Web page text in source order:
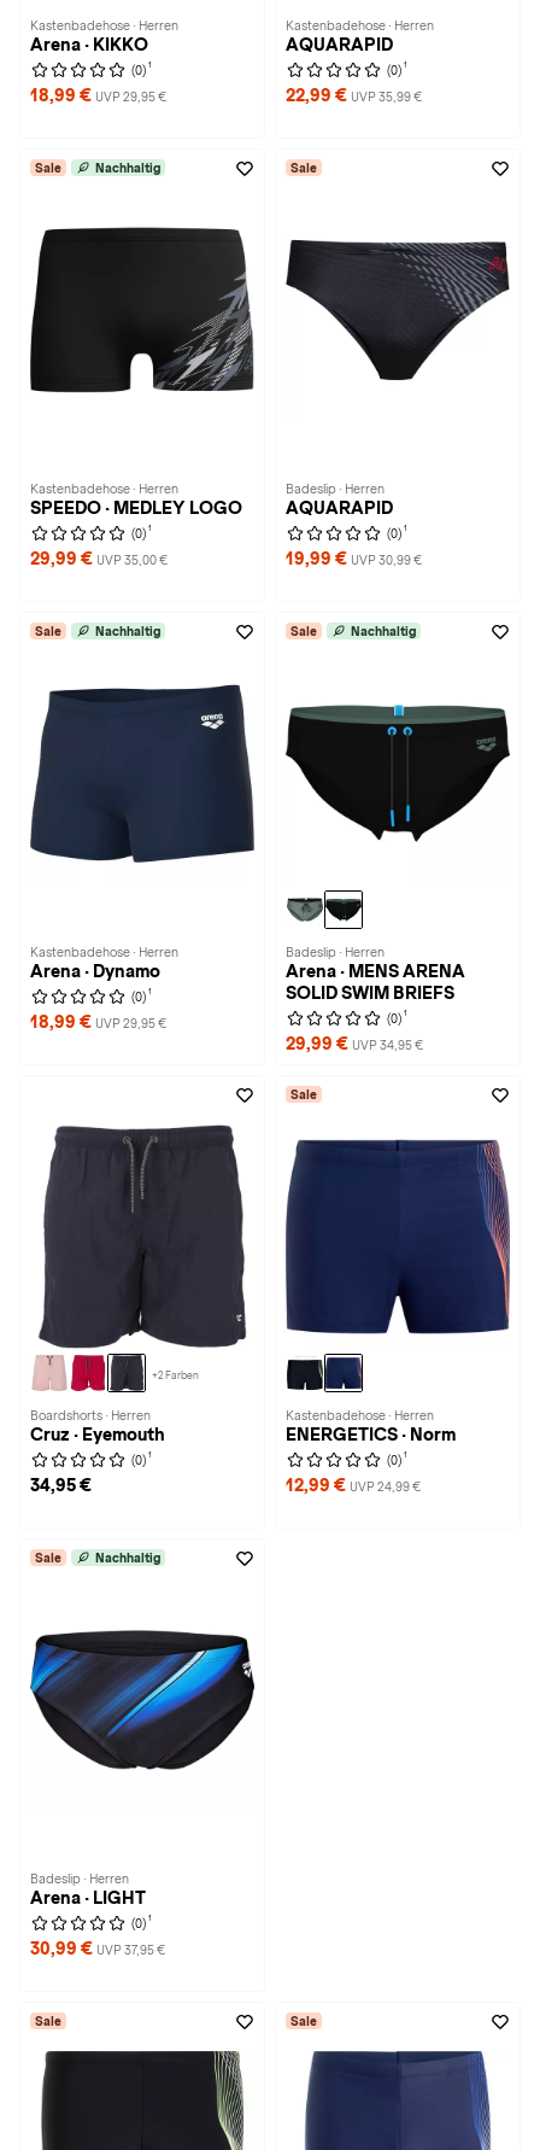
Kastenbadehose · Herren
Arena · KIKKO
(0) 1
18,99 € UVP 29,95 €
Kastenbadehose · Herren
AQUARAPID
(0) 1
22,99 € UVP 35,99 €
Sale Nachhaltig
Kastenbadehose · Herren
SPEEDO · MEDLEY LOGO
(0) 1
29,99 € UVP 35,00 €
Sale
Badeslip · Herren
AQUARAPID
(0) 1
19,99 € UVP 30,99 €
Sale Nachhaltig
Kastenbadehose · Herren
Arena · Dynamo
(0) 1
18,99 € UVP 29,95 €
Sale Nachhaltig
Badeslip · Herren
Arena · MENS ARENA
SOLID SWIM BRIEFS
(0) 1
29,99 € UVP 34,95 €
+2 Farben
Boardshorts · Herren
Cruz · Eyemouth
(0) 1
34,95 €
Sale
Kastenbadehose · Herren
ENERGETICS · Norm
(0) 1
12,99 € UVP 24,99 €
Sale Nachhaltig
Badeslip · Herren
Arena · LIGHT
(0) 1
30,99 € UVP 37,95 €
Sale Sale